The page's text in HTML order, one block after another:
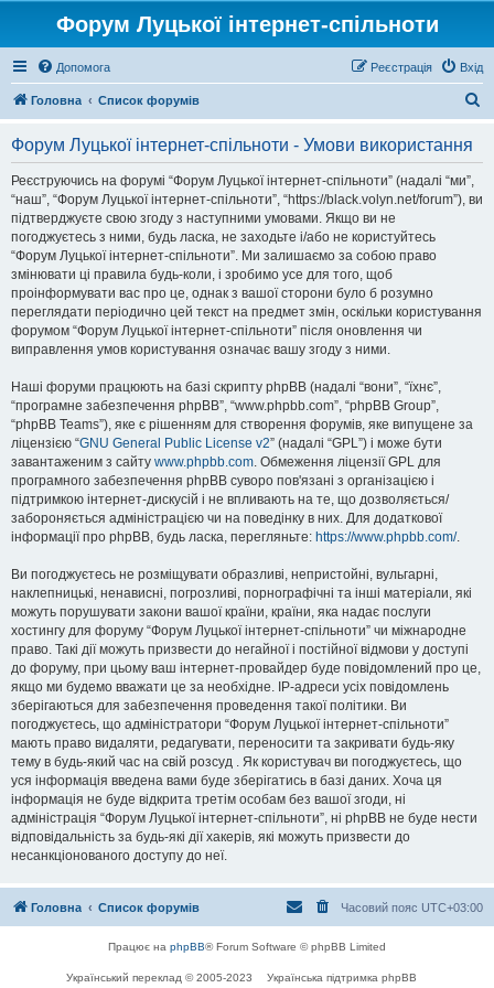
Форум Луцької інтернет-спільноти
Допомога Вхід
Реєстрація
Головна Список форумів
Форум Луцької інтернет-спільноти - Умови використання
Реєструючись на форумі “Форум Луцької інтернет-спільноти” (надалі “ми”,
“наш”, “Форум Луцької інтернет-спільноти”, “https://black.volyn.net/forum”), ви
підтверджуєте свою згоду з наступними умовами. Якщо ви не
погоджуєтесь з ними, будь ласка, не заходьте і/або не користуйтесь
“Форум Луцької інтернет-спільноти”. Ми залишаємо за собою право
змінювати ці правила будь-коли, і зробимо усе для того, щоб
проінформувати вас про це, однак з вашої сторони було б розумно
переглядати періодично цей текст на предмет змін, оскільки користування
форумом “Форум Луцької інтернет-спільноти” після оновлення чи
виправлення умов користування означає вашу згоду з ними.
Наші форуми працюють на базі скрипту phpBB (надалі “вони”, “їхнє”,
“програмне забезпечення phpBB”, “www.phpbb.com”, “phpBB Group”,
“phpBB Teams”), яке є рішенням для створення форумів, яке випущене за
ліцензією “GNU General Public License v2” (надалі “GPL”) і може бути
завантаженим з сайту www.phpbb.com. Обмеження ліцензії GPL для
програмного забезпечення phpBB суворо пов'язані з організацією і
підтримкою інтернет-дискусій і не впливають на те, що дозволяється/
забороняється адміністрацією чи на поведінку в них. Для додаткової
інформації про phpBB, будь ласка, перегляньте: https://www.phpbb.com/.
Ви погоджуєтесь не розміщувати образливі, непристойні, вульгарні,
наклепницькі, ненависні, погрозливі, порнографічні та інші матеріали, які
можуть порушувати закони вашої країни, країни, яка надає послуги
хостингу для форуму “Форум Луцької інтернет-спільноти” чи міжнародне
право. Такі дії можуть призвести до негайної і постійної відмови у доступі
до форуму, при цьому ваш інтернет-провайдер буде повідомлений про це,
якщо ми будемо вважати це за необхідне. IP-адреси усіх повідомлень
зберігаються для забезпечення проведення такої політики. Ви
погоджуєтесь, що адміністратори “Форум Луцької інтернет-спільноти”
мають право видаляти, редагувати, переносити та закривати будь-яку
тему в будь-який час на свій розсуд . Як користувач ви погоджуєтесь, що
уся інформація введена вами буде зберігатись в базі даних. Хоча ця
інформація не буде відкрита третім особам без вашої згоди, ні
адміністрація “Форум Луцької інтернет-спільноти”, ні phpBB не буде нести
відповідальність за будь-які дії хакерів, які можуть призвести до
несанкціонованого доступу до неї.
Головна Список форумів Часовий пояс UTC+03:00
Працює на phpBB® Forum Software © phpBB Limited
Український переклад © 2005-2023 Українська підтримка phpBB